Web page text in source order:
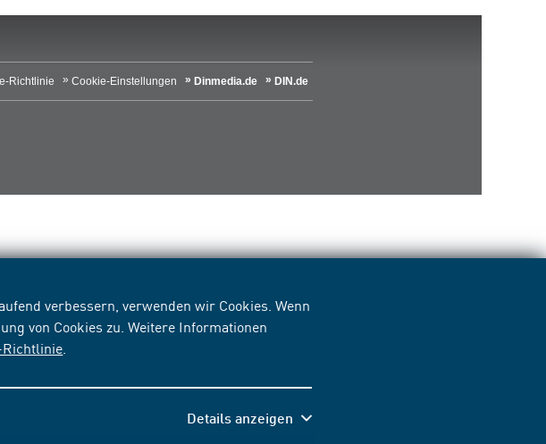
verbessern, verwenden wir Cookies. Wenn
von Cookies zu. Weitere Informationen
Richtlinie
Details anzeigen
Richtlinie Cookie-Einstellungen Dinmedia.de DIN.de